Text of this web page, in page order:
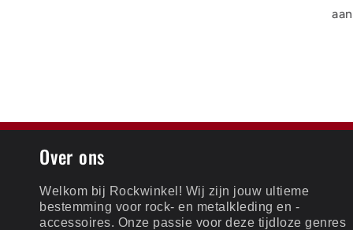
Over ons
Welkom bij Rockwinkel! Wij zijn jouw ultieme
bestemming voor rock- en metalkleding en -
accessoires. Onze passie voor deze tijdloze genres